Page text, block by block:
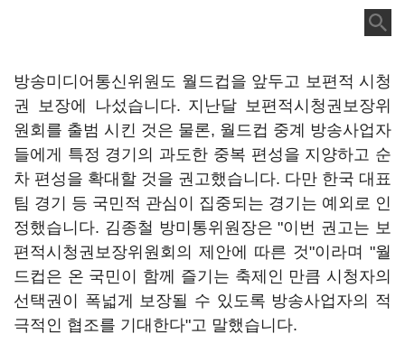
방송미디어통신위원도 월드컵을 앞두고 보편적 시청
권 보장에 나섰습니다. 지난달 보편적시청권보장위
원회를 출범 시킨 것은 물론, 월드컵 중계 방송사업자
들에게 특정 경기의 과도한 중복 편성을 지양하고 순
차 편성을 확대할 것을 권고했습니다. 다만 한국 대표
팀 경기 등 국민적 관심이 집중되는 경기는 예외로 인
정했습니다. 김종철 방미통위원장은 "이번 권고는 보
편적시청권보장위원회의 제안에 따른 것"이라며 "월
드컵은 온 국민이 함께 즐기는 축제인 만큼 시청자의
선택권이 폭넓게 보장될 수 있도록 방송사업자의 적
극적인 협조를 기대한다"고 말했습니다.